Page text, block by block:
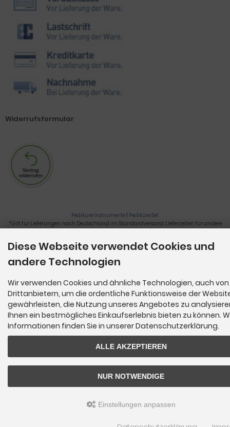
Widerrufsformular
Pediküre Instrumente | Pediküre Set
*Gilt für Lieferungen nach Deutschland im Standardversand. Lieferzeiten für andere
Nagelzange, Podologie, Pediküre, Fußpflegegeräte, Nagelfräser © 2026
Diese Webseite verwendet Cookies und
andere Technologien
Wir verwenden Cookies und ähnliche Technologien, auch von
Drittanbietern, um die ordentliche Funktionsweise der
gewährleisten, die Nutzung unseres Angebotes zu
Ihnen ein bestmögliches Einkaufserlebnis bieten zu können.
Informationen finden Sie in unserer Datenschutzerklärung.
ALLE AKZEPTIEREN
NUR NOTWENDIGE
Einstellungen anpassen